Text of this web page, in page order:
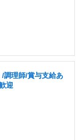
/調理師/賞与支給あ
迎